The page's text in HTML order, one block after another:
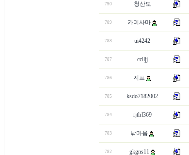
790 청산도
789 카미사마
788 ui4242
787 cclljj
786 지프
785 ksdo7182002
784 rjtlrl369
783 낚마음
782 gkgns11